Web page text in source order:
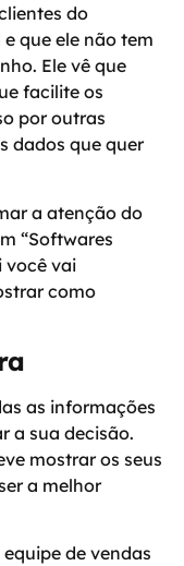
do
que ele não tem
Ele vê que
facilite os
por outras
dados que quer
a atenção do
“Softwares
você vai
como
as informações
a sua decisão.
mostrar os seus
a melhor
de vendas